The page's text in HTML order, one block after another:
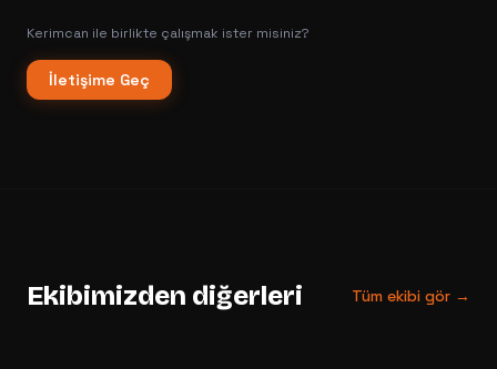
Kerimcan ile birlikte çalışmak ister misiniz?
İletişime Geç
Ekibimizden diğerleri Tüm ekibi gör →